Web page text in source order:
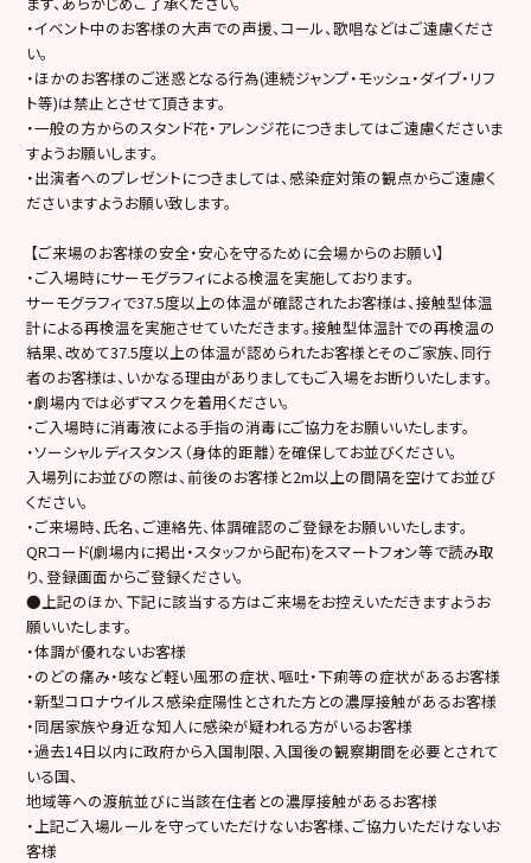
・イベント中のお客様の大声での声援、コール、歌唱などはご遠慮くださ
い。
・ほかのお客様のご迷惑となる行為(連続ジャンプ・モッシュ・ダイブ・リフ
ト等)は禁止とさせて頂きます。
・一般の方からのスタンド花・アレンジ花につきましてはご遠慮くださいま
すようお願いします。
・出演者へのプレゼントにつきましては、感染症対策の観点からご遠慮く
ださいますようお願い致します。
【ご来場のお客様の安全・安心を守るために会場からのお願い】
・ご入場時にサーモグラフィによる検温を実施しております。
サーモグラフィで37.5度以上の体温が確認されたお客様は、接触型体温
計による再検温を実施させていただきます。接触型体温計での再検温の
結果、改めて37.5度以上の体温が認められたお客様とそのご家族、同行
者のお客様は、いかなる理由がありましてもご入場をお断りいたします。
・劇場内では必ずマスクを着用ください。
・ご入場時に消毒液による手指の消毒にご協力をお願いいたします。
・ソーシャルディスタンス（身体的距離）を確保してお並びください。
入場列にお並びの際は、前後のお客様と2m以上の間隔を空けてお並び
ください。
・ご来場時、氏名、ご連絡先、体調確認のご登録をお願いいたします。
QRコード(劇場内に掲出・スタッフから配布)をスマートフォン等で読み取
り、登録画面からご登録ください。
●上記のほか、下記に該当する方はご来場をお控えいただきますようお
願いいたします。
・体調が優れないお客様
・のどの痛み・咳など軽い風邪の症状、嘔吐・下痢等の症状があるお客様
・新型コロナウイルス感染症陽性とされた方との濃厚接触があるお客様
・同居家族や身近な知人に感染が疑われる方がいるお客様
・過去14日以内に政府から入国制限、入国後の観察期間を必要とされて
いる国、
地域等への渡航並びに当該在住者との濃厚接触があるお客様
・上記ご入場ルールを守っていただけないお客様、ご協力いただけないお
客様